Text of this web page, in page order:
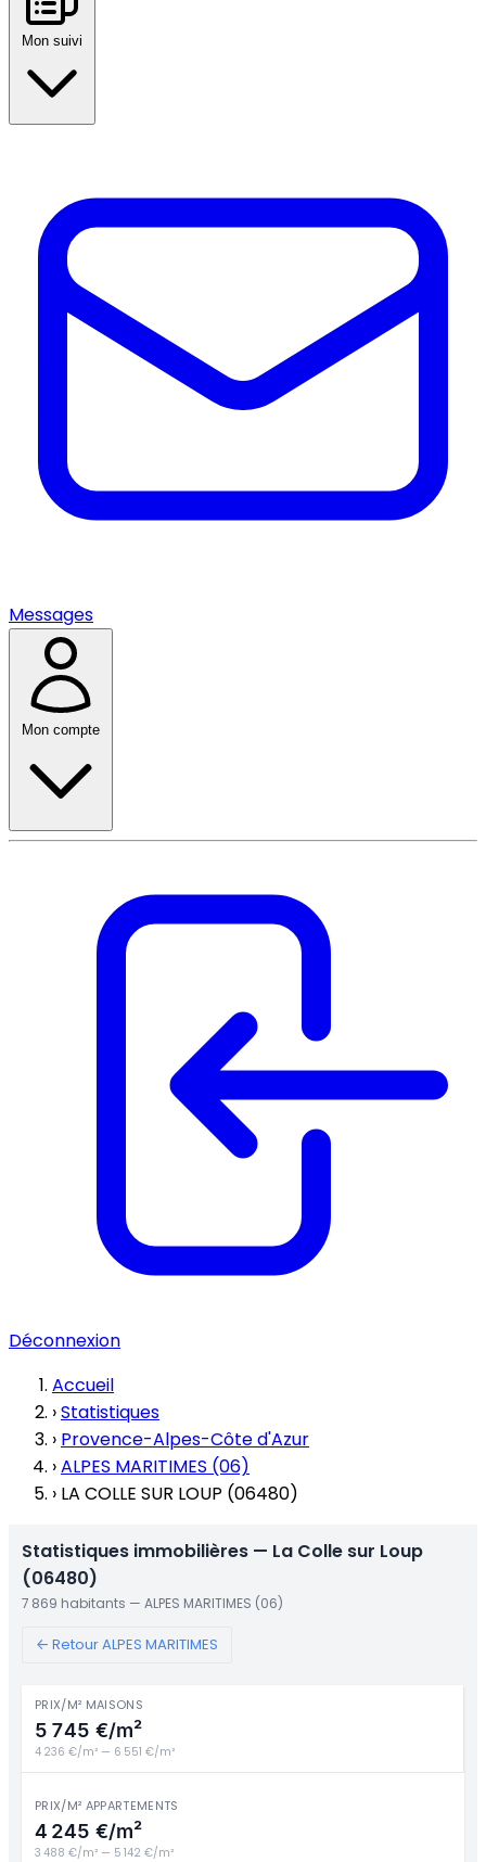
Mon suivi
Messages
Mon compte
Déconnexion
Accueil
›Statistiques
› Provence-Alpes-Côte d'Azur
›ALPES MARITIMES (06)
› LA COLLE SUR LOUP (06480)
Statistiques immobilières — La Colle sur Loup
(06480)
7 869 habitants — ALPES MARITIMES (06)
← Retour ALPES MARITIMES
PRIX/M² MAISONS
5 745 €/m²
4 236 €/m² — 6 551 €/m²
PRIX/M² APPARTEMENTS
4 245 €/m²
3 488 €/m² — 5 142 €/m²